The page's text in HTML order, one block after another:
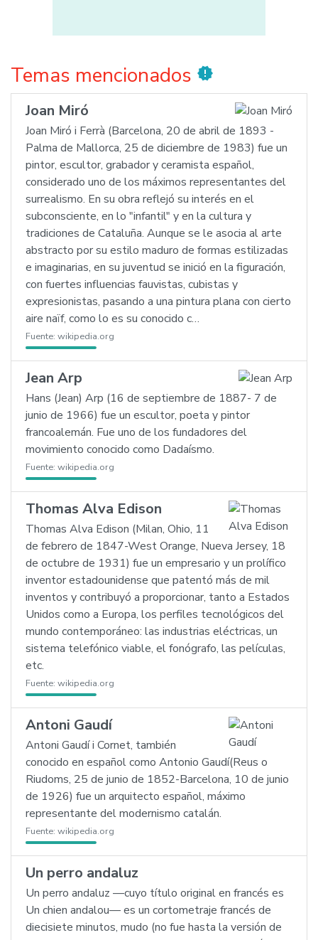
Temas mencionados new_releases
Joan Miró
Joan Miró i Ferrà (Barcelona, 20 de abril de 1893 -
Palma de Mallorca, 25 de diciembre de 1983) fue un
pintor, escultor, grabador y ceramista español,
considerado uno de los máximos representantes del
surrealismo. En su obra reflejó su interés en el
subconsciente, en lo "infantil" y en la cultura y
tradiciones de Cataluña. Aunque se le asocia al arte
abstracto por su estilo maduro de formas estilizadas
e imaginarias, en su juventud se inició en la figuración,
con fuertes influencias fauvistas, cubistas y
expresionistas, pasando a una pintura plana con cierto
aire naïf, como lo es su conocido c…
Fuente: wikipedia.org
Jean Arp
Hans (Jean) Arp (16 de septiembre de 1887- 7 de
junio de 1966) fue un escultor, poeta y pintor
francoalemán. Fue uno de los fundadores del
movimiento conocido como Dadaísmo.
Fuente: wikipedia.org
Thomas Alva Edison
Thomas Alva Edison (Milan, Ohio, 11
de febrero de 1847-West Orange, Nueva Jersey, 18
de octubre de 1931) fue un empresario y un prolífico
inventor estadounidense que patentó más de mil
inventos y contribuyó a proporcionar, tanto a Estados
Unidos como a Europa, los perfiles tecnológicos del
mundo contemporáneo: las industrias eléctricas, un
sistema telefónico viable, el fonógrafo, las películas,
etc.
Fuente: wikipedia.org
Antoni Gaudí
Antoni Gaudí i Cornet, también
conocido en español como Antonio Gaudí(Reus o
Riudoms, 25 de junio de 1852-Barcelona, 10 de junio
de 1926) fue un arquitecto español, máximo
representante del modernismo catalán.
Fuente: wikipedia.org
Un perro andaluz
Un perro andaluz —cuyo título original en francés es
Un chien andalou— es un cortometraje francés de
diecisiete minutos, mudo (no fue hasta la versión de